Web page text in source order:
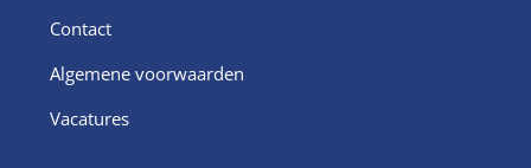
Contact
Algemene voorwaarden
Vacatures